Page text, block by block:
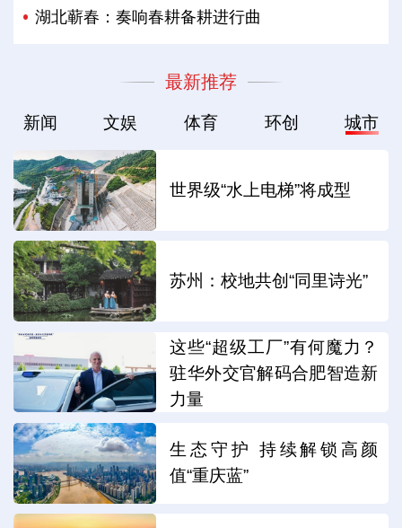
湖北蕲春：奏响春耕备耕进行曲
最新推荐
新闻 文娱 体育 环创 城市
世界级“水上电梯”将成型
苏州：校地共创“同里诗光”
这些“超级工厂”有何魔力？
驻华外交官解码合肥智造新
力量
生态守护 持续解锁高颜
值“重庆蓝”